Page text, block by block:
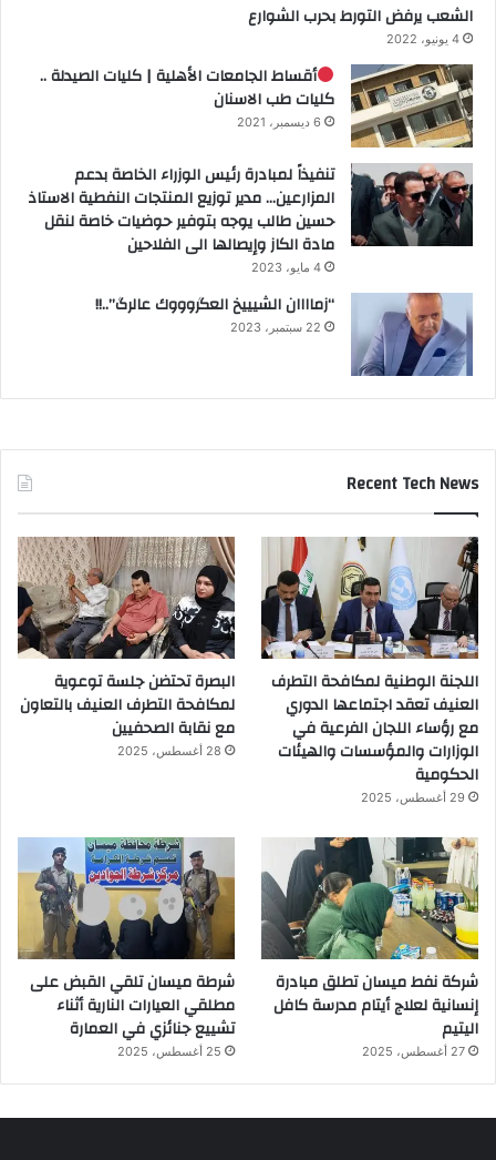
الشعب يرفض التورط بحرب الشوارع
4 يونيو، 2022
أقساط الجامعات الأهلية | كليات الصيدلة ..
كليات طب الاسنان
6 ديسمبر، 2021
تنفيذاً لمبادرة رئيس الوزراء الخاصة بدعم
المزارعين… مدير توزيع المنتجات النفطية الاستاذ
حسين طالب يوجه بتوفير حوضيات خاصة لنقل
مادة الكاز وإيصالها الى الفلاحين
4 مايو، 2023
“زماااان الشيييخ العگروووك عالرگ”..!!
22 سبتمبر، 2023
Recent Tech News
اللجنة الوطنية لمكافحة التطرف
العنيف تعقد اجتماعها الدوري
مع رؤساء اللجان الفرعية في
الوزارات والمؤسسات والهيئات
الحكومية
29 أغسطس، 2025
البصرة تحتضن جلسة توعوية
لمكافحة التطرف العنيف بالتعاون
مع نقابة الصحفيين
28 أغسطس، 2025
شركة نفط ميسان تطلق مبادرة
إنسانية لعلاج أيتام مدرسة كافل
اليتيم
27 أغسطس، 2025
شرطة ميسان تلقي القبض على
مطلقي العيارات النارية أثناء
تشييع جنائزي في العمارة
25 أغسطس، 2025